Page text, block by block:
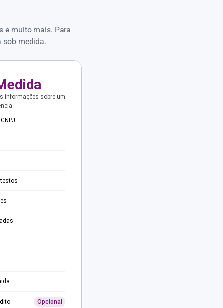
e muito mais. Para
sob medida.
informações sobre um
Opcional